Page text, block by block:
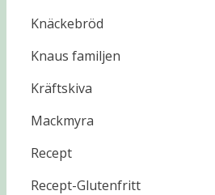
Knäckebröd
Knaus familjen
Kräftskiva
Mackmyra
Recept
Recept-Glutenfritt